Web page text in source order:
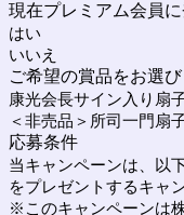
現在プレミアム会員
はい
いいえ
ご希望の賞品をお選
康光会長サイン入り扇
＜非売品＞所司一門扇
応募条件
当キャンペーンは、以
をプレゼントするキャ
※このキャンペーンは